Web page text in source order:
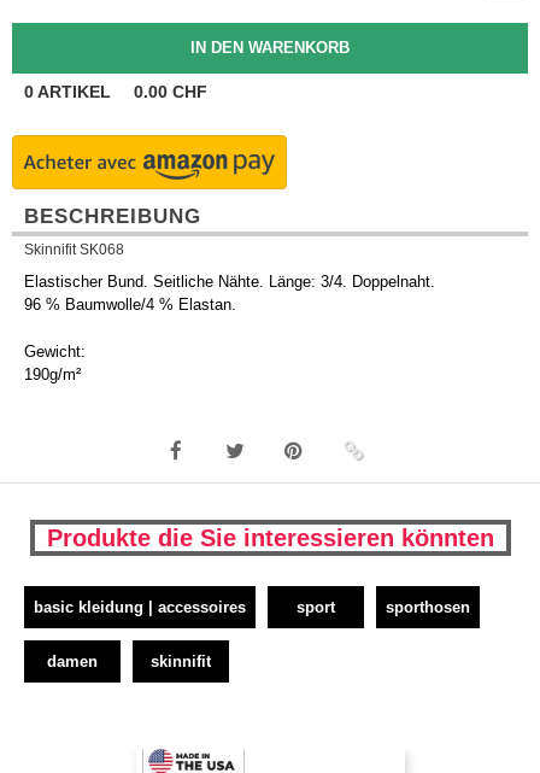
0ARTIKEL 0.00 CHF
BESCHREIBUNG
Skinnifit SK068
Elastischer Bund. Seitliche Nähte. Länge: 3/4. Doppelnaht.
96 % Baumwolle/4 % Elastan.
Gewicht:
190g/m²
Produkte die Sie interessieren könnten
basic kleidung | accessoires sport sporthosen
damen skinnifit